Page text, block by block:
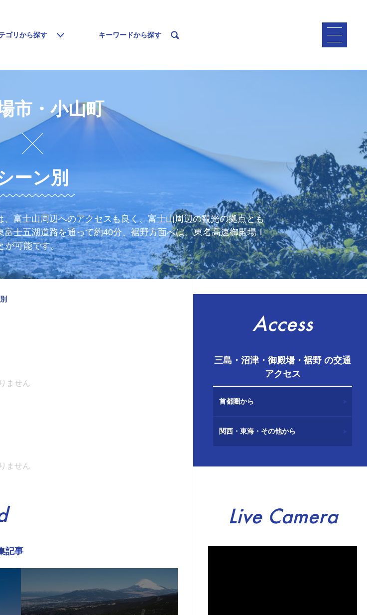
ゴリから探す キーワードから探す
市・小山町
ーン別
富士山周辺へのアクセスも良く、富士山周辺の観光の拠点とも
士五湖道路を通って約40分、裾野方面へは、東名高速御殿場Ｉ
が可能です。
ません
ません
記事
Access
三島・沼津・御殿場・裾野 の交通
アクセス
首都圏から
関西・東海・その他から
Live Camera